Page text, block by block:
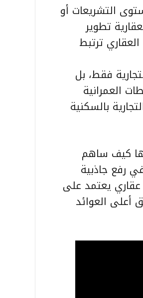
التشريعات أو
تطوير
ترتبط
فقط، بل
العمرانية
بالسكنية
كيف ساهم
رفع جاذبية
عقاري يعتمد على
أعلى العوائد